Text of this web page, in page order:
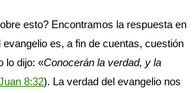
esto? Encontramos la respuesta en
es, a fin de cuentas, cuestión
lo dijo: «Conocerán la verdad, y la
8:32). La verdad del evangelio nos